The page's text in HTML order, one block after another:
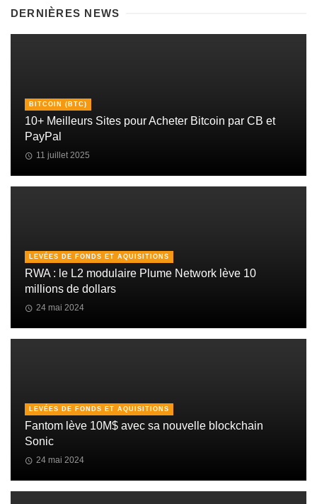
DERNIÈRES NEWS
BITCOIN (BTC)
10+ Meilleurs Sites pour Acheter Bitcoin par CB et
PayPal
11 juillet 2025
LEVÉES DE FONDS ET AQUISITIONS
RWA : le L2 modulaire Plume Network lève 10
millions de dollars
24 mai 2024
LEVÉES DE FONDS ET AQUISITIONS
Fantom lève 10M$ avec sa nouvelle blockchain
Sonic
24 mai 2024